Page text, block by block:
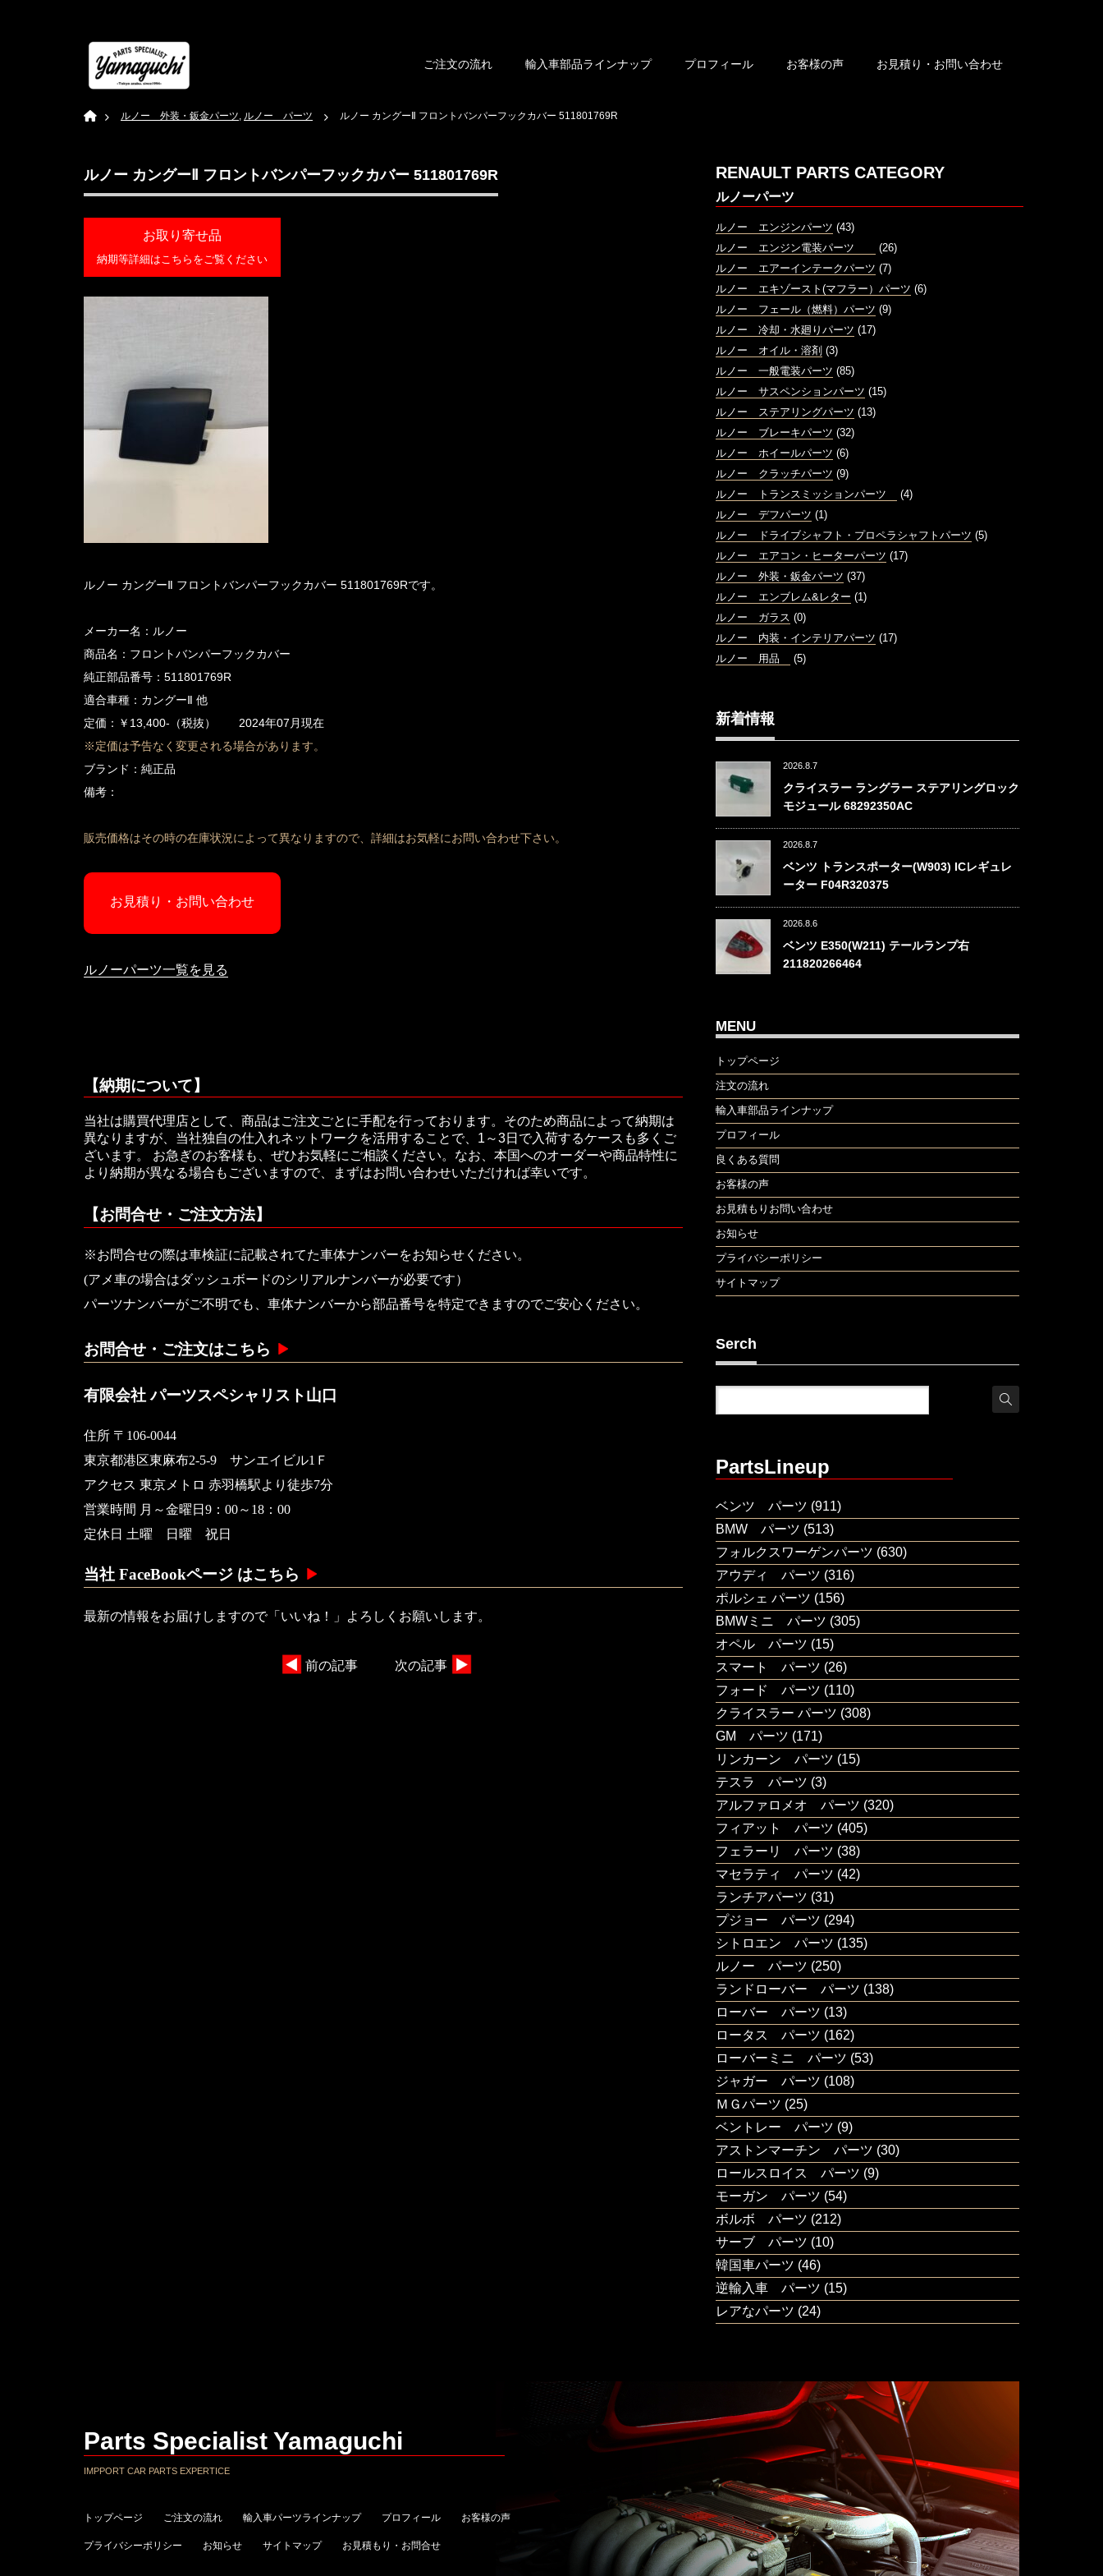
ご注文の流れ 輸入車部品ラインナップ プロフィール お客様の声 お見積り・お問い合わせ
Home ルノー 外装・鈑金パーツ, ルノー パーツ ルノー カングーⅡ フロントバンパーフックカバー 511801769R
ルノー カングーⅡ フロントバンパーフックカバー 511801769R
お取り寄せ品
納期等詳細はこちらをご覧ください
ルノー カングーⅡ フロントバンパーフックカバー 511801769Rです。
メーカー名：ルノー
商品名：フロントバンパーフックカバー
純正部品番号：511801769R
適合車種：カングーⅡ 他
定価：￥13,400-（税抜） 2024年07月現在
※定価は予告なく変更される場合があります。
ブランド：純正品
備考：
販売価格はその時の在庫状況によって異なりますので、詳細はお気軽にお問い合わせ下さい。
お見積り・お問い合わせ
ルノーパーツ一覧を見る
【納期について】
当社は購買代理店として、商品はご注文ごとに手配を行っております。そのため商品によって納期は
異なりますが、当社独自の仕入れネットワークを活用することで、1～3日で入荷するケースも多くご
ざいます。 お急ぎのお客様も、ぜひお気軽にご相談ください。なお、本国へのオーダーや商品特性に
より納期が異なる場合もございますので、まずはお問い合わせいただければ幸いです。
【お問合せ・ご注文方法】
※お問合せの際は車検証に記載されてた車体ナンバーをお知らせください。
(アメ車の場合はダッシュボードのシリアルナンバーが必要です）
パーツナンバーがご不明でも、車体ナンバーから部品番号を特定できますのでご安心ください。
お問合せ・ご注文はこちら
有限会社 パーツスペシャリスト山口
住所 〒106-0044
東京都港区東麻布2-5-9 サンエイビル1Ｆ
アクセス 東京メトロ 赤羽橋駅より徒歩7分
営業時間 月～金曜日9：00～18：00
定休日 土曜 日曜 祝日
当社 FaceBookページ はこちら
最新の情報をお届けしますので「いいね！」よろしくお願いします。
前の記事 次の記事
RENAULT PARTS CATEGORY
ルノーパーツ
ルノー エンジンパーツ (43)
ルノー エンジン電装パーツ
(26)
ルノー エアーインテークパーツ (7)
ルノー エキゾースト(マフラー）パーツ (6)
ルノー フェール（燃料）パーツ (9)
ルノー 冷却・水廻りパーツ (17)
ルノー オイル・溶剤 (3)
ルノー 一般電装パーツ (85)
ルノー サスペンションパーツ (15)
ルノー ステアリングパーツ (13)
ルノー ブレーキパーツ (32)
ルノー ホイールパーツ (6)
ルノー クラッチパーツ (9)
ルノー トランスミッションパーツ
(4)
ルノー デフパーツ (1)
ルノー ドライブシャフト・プロペラシャフトパーツ (5)
ルノー エアコン・ヒーターパーツ (17)
ルノー 外装・鈑金パーツ (37)
ルノー エンブレム&レター (1)
ルノー ガラス (0)
ルノー 内装・インテリアパーツ (17)
ルノー 用品
(5)
新着情報
2026.8.7
クライスラー ラングラー ステアリングロック
モジュール 68292350AC
2026.8.7
ベンツ トランスポーター(W903) ICレギュレ
ーター F04R320375
2026.8.6
ベンツ E350(W211) テールランプ右
211820266464
MENU
トップページ
注文の流れ
輸入車部品ラインナップ
プロフィール
良くある質問
お客様の声
お見積もりお問い合わせ
お知らせ
プライバシーポリシー
サイトマップ
Serch
PartsLineup
ベンツ パーツ (911)
BMW パーツ (513)
フォルクスワーゲンパーツ (630)
アウディ パーツ (316)
ポルシェ パーツ (156)
BMWミニ パーツ (305)
オペル パーツ (15)
スマート パーツ (26)
フォード パーツ (110)
クライスラー パーツ (308)
GM パーツ (171)
リンカーン パーツ (15)
テスラ パーツ (3)
アルファロメオ パーツ (320)
フィアット パーツ (405)
フェラーリ パーツ (38)
マセラティ パーツ (42)
ランチアパーツ (31)
プジョー パーツ (294)
シトロエン パーツ (135)
ルノー パーツ (250)
ランドローバー パーツ (138)
ローバー パーツ (13)
ロータス パーツ (162)
ローバーミニ パーツ (53)
ジャガー パーツ (108)
ＭＧパーツ (25)
ベントレー パーツ (9)
アストンマーチン パーツ (30)
ロールスロイス パーツ (9)
モーガン パーツ (54)
ボルボ パーツ (212)
サーブ パーツ (10)
韓国車パーツ (46)
逆輸入車 パーツ (15)
レアなパーツ (24)
Parts Specialist Yamaguchi
IMPPORT CAR PARTS EXPERTICE
トップページ ご注文の流れ 輸入車パーツラインナップ プロフィール お客様の声
プライバシーポリシー お知らせ サイトマップ お見積もり・お問合せ